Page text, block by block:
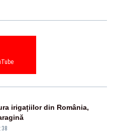
irigațiilor din România,